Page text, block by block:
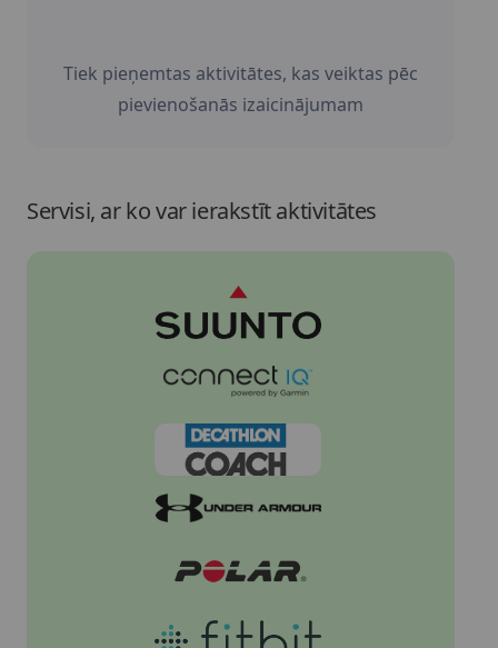
Tiek pieņemtas aktivitātes, kas veiktas pēc
pievienošanās izaicinājumam
Servisi, ar ko var ierakstīt aktivitātes